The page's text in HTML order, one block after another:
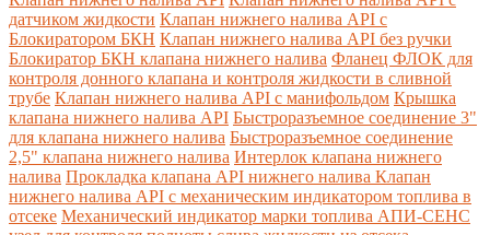
датчиком жидкости Клапан нижнего налива API с
Блокиратором БКН Клапан нижнего налива API без ручки
Блокиратор БКН клапана нижнего налива Фланец ФЛОК для
контроля донного клапана и контроля жидкости в сливной
трубе Клапан нижнего налива API с манифольдом Крышка
клапана нижнего налива API Быстроразъемное соединение 3"
для клапана нижнего налива Быстроразъемное соединение
2,5" клапана нижнего налива Интерлок клапана нижнего
налива Прокладка клапана API нижнего налива Клапан
нижнего налива API с механическим индикатором топлива в
отсеке Механический индикатор марки топлива АПИ-СЕНС